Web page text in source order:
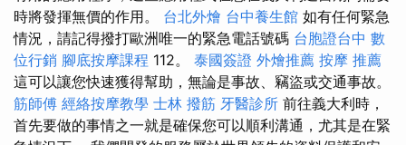
時將發揮無價的作用。 台北外燴 台中養生館 如有任何緊急
情況，請記得撥打歐洲唯一的緊急電話號碼 台胞證台中 數
位行銷 腳底按摩課程 112。 泰國簽證 外燴推薦 按摩 推薦
這可以讓您快速獲得幫助，無論是事故、竊盜或交通事故。
筋師傅 經絡按摩教學 士林 撥筋 牙醫診所 前往義大利時，
首先要做的事情之一就是確保您可以順利溝通，尤其是在緊